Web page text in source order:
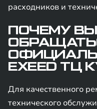
расходников и
ПОЧЕМУ
EXEED ТЦ
Для качественного
технического